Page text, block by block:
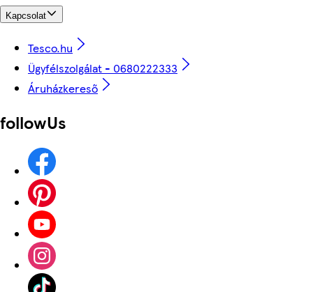
Kapcsolat
Tesco.hu
Ügyfélszolgálat - 0680222333
Áruházkereső
followUs